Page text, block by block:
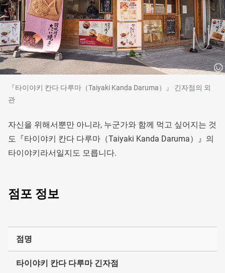
『타이야키 칸다 다루마（Taiyaki Kanda Daruma）』 긴자점의 외
관
자신을 위해서뿐만 아니라, 누군가와 함께 먹고 싶어지는 것
도『타이야키 칸다 다루마（Taiyaki Kanda Daruma）』의
타이야키라서일지도 모릅니다.
점포 정보
점명
타이야키 칸다 다루마 긴자점